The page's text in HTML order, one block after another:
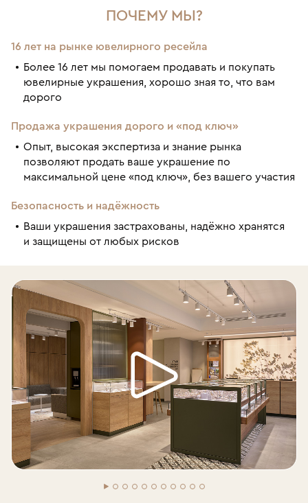
ПОЧЕМУ МЫ?
16 лет на рынке ювелирного ресейла
Более 16 лет мы помогаем продавать и покупать
ювелирные украшения, хорошо зная то, что вам
дорого
Продажа украшения дорого и «под ключ»
Опыт, высокая экспертиза и знание рынка
позволяют продать ваше украшение по
максимальной цене «под ключ», без вашего участия
Безопасность и надёжность
Ваши украшения застрахованы, надёжно хранятся
и защищены от любых рисков